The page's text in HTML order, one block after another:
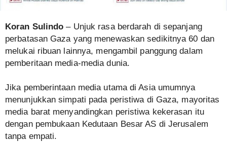
Koran Sulindo – Unjuk rasa berdarah di sepanjang
perbatasan Gaza yang menewaskan sedikitnya 60 dan
melukai ribuan lainnya, mengambil panggung dalam
pemberitaan media-media dunia.
Jika pemberintaan media utama di Asia umumnya
menunjukkan simpati pada peristiwa di Gaza, mayoritas
media barat menyandingkan peristiwa kekerasan itu
dengan pembukaan Kedutaan Besar AS di Jerusalem
tanpa empati.